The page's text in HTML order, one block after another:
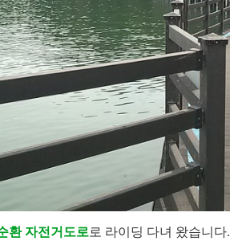
환 자전거도로 로 라이딩 다녀 왔습니다.